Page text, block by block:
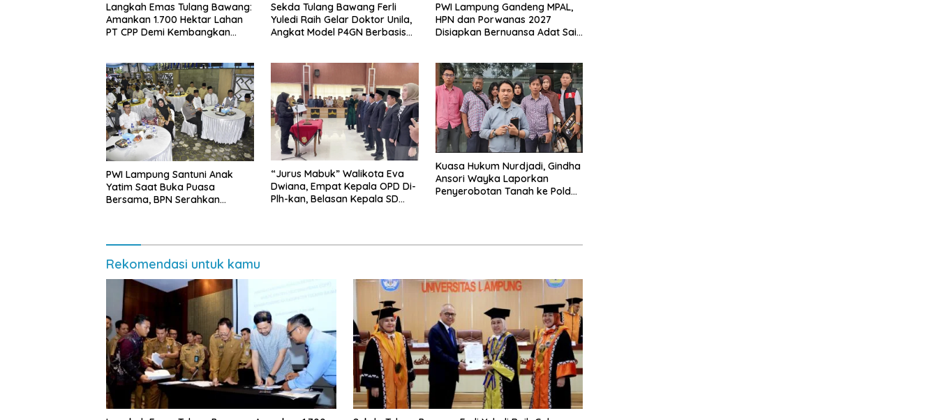
Langkah Emas Tulang Bawang:
Amankan 1.700 Hektar Lahan
PT CPP Demi Kembangkan
Sekda Tulang Bawang Ferli
Yuledi Raih Gelar Doktor Unila,
Angkat Model P4GN Berbasis
PWI Lampung Gandeng MPAL,
HPN dan Porwanas 2027
Disiapkan Bernuansa Adat Sai
PWI Lampung Santuni Anak
Yatim Saat Buka Puasa
Bersama, BPN Serahkan
“Jurus Mabuk” Walikota Eva
Dwiana, Empat Kepala OPD Di-
Plh-kan, Belasan Kepala SD
Kuasa Hukum Nurdjadi, Gindha
Ansori Wayka Laporkan
Penyerobotan Tanah ke Polda
Rekomendasi untuk kamu